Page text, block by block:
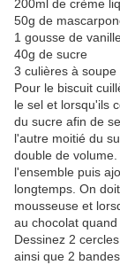
200ml de crème
50g de
1 gousse de
40g de sucre
3 culières à
Pour le biscuit
le sel et lorsqu'ils
du sucre afin de
l'autre moitié du
double de
l'ensemble puis
longtemps. On
mousseuse et
au chocolat
Dessinez 2
ainsi que 2